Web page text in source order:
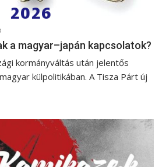
a magyar–japán kapcsolatok?
kormányváltás után jelentős
külpolitikában. A Tisza Párt új